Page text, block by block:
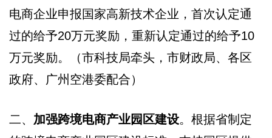
电商企业申报国家高新技术企业，首次认定通
过的给予20万元奖励，重新认定通过的给予10
万元奖励。（市科技局牵头，市财政局、各区
政府、广州空港委配合）
二、 加强跨境电商产业园区建设。根据省制定